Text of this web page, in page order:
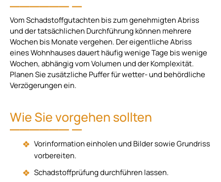
Vom Schadstoffgutachten bis zum genehmigten Abriss
und der tatsächlichen Durchführung können mehrere
Wochen bis Monate vergehen. Der eigentliche Abriss
eines Wohnhauses dauert häufig wenige Tage bis wenige
Wochen, abhängig vom Volumen und der Komplexität.
Planen Sie zusätzliche Puffer für wetter- und behördliche
Verzögerungen ein.
Wie Sie vorgehen sollten
Vorinformation einholen und Bilder sowie Grundriss
vorbereiten.
Schadstoffprüfung durchführen lassen.